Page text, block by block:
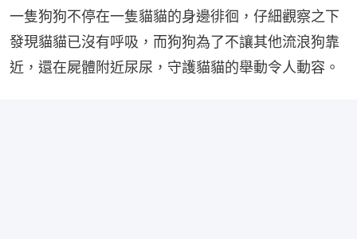
一隻狗狗不停在一隻貓貓的身邊徘徊，仔細觀察之下
發現貓貓已沒有呼吸，而狗狗為了不讓其他流浪狗靠
近，還在屍體附近尿尿，守護貓貓的舉動令人動容。